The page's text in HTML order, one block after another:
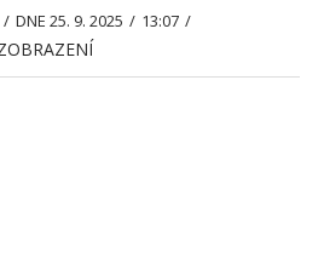
/ DNE 25. 9. 2025 / 13:07 /